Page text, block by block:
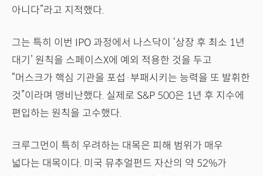
아니다”라고 지적했다.
그는 특히 이번 IPO 과정에서 나스닥이 ‘상장 후 최소 1년
대기’ 원칙을 스페이스X에 예외 적용한 것을 두고
“머스크가 핵심 기관을 포섭·부패시키는 능력을 또 발휘한
것”이라며 맹비난했다. 실제로 S&P 500은 1년 후 지수에
편입하는 원칙을 고수했다.
크루그먼이 특히 우려하는 대목은 피해 범위가 매우
넓다는 대목이다. 미국 뮤추얼펀드 자산의 약 52%가